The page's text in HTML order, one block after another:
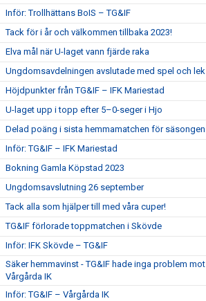
Inför: Trollhättans BoIS – TG&IF
Tack för i år och välkommen tillbaka 2023!
Elva mål när U-laget vann fjärde raka
Ungdomsavdelningen avslutade med spel och lek
Höjdpunkter från TG&IF – IFK Mariestad
U-laget upp i topp efter 5–0-seger i Hjo
Delad poäng i sista hemmamatchen för säsongen
Inför: TG&IF – IFK Mariestad
Bokning Gamla Köpstad 2023
Ungdomsavslutning 26 september
Tack alla som hjälper till med våra cuper!
TG&IF förlorade toppmatchen i Skövde
Inför: IFK Skövde – TG&IF
Säker hemmavinst - TG&IF hade inga problem mot
Vårgårda IK
Inför: TG&IF – Vårgårda IK